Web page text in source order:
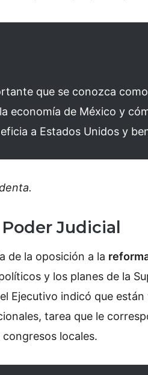
que se conozca
economía de México y
a Estados Unidos y
Judicial
de la oposición a la
y los planes de la
Ejecutivo indicó que
tarea que le
locales.